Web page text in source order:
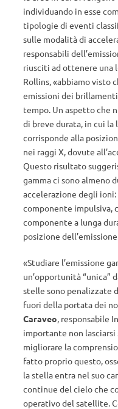
individuando in esse
tipologie di eventi
sulle modalità di
responsabili
riusciti ad ottenere una
Rollins, «abbiamo visto
emissioni dei
tempo. Un aspetto che
di breve durata, in cui la
corrisponde alla
nei raggi X, dovute
Questo risultato
gamma ci sono almeno
accelerazione degli
componente impulsiva,
componente a lunga
posizione
«Studiare l’emissione
un’opportunità “unica”
stelle sono penalizzate
fuori della portata dei
Caraveo, responsabile
importante non lasciarsi
migliorare la
fatto proprio questo,
la stella entra nel suo
continue del cielo che
operativo del satellite.